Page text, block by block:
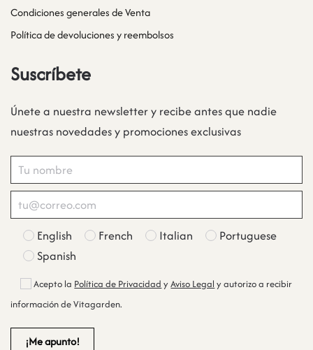
Condiciones generales de Venta
Política de devoluciones y reembolsos
Suscríbete
Únete a nuestra newsletter y recibe antes que nadie
nuestras novedades y promociones exclusivas
English French Italian
Portuguese
Spanish
Acepto la Política de Privacidad yAviso Legal y autorizo a recibir
información de Vitagarden.